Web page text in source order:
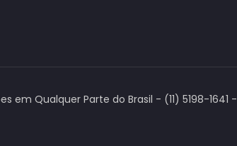
em Qualquer Parte do Brasil - (11) 5198-1641 -